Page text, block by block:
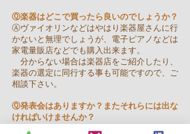
Ⓠ楽器はどこで買ったら良いのでしょうか？
Ⓐヴァイオリンなどはやはり楽器屋さんに行
かないと無理でしょうが、電子ピアノなどは
家電量販店などでも購入出来ます。
分からない場合は楽器店をご紹介したり、
楽器の選定に同行する事も可能ですので、ご
相談下さい。
Ⓠ発表会はありますか？またそれらには出な
ければいけませんか？